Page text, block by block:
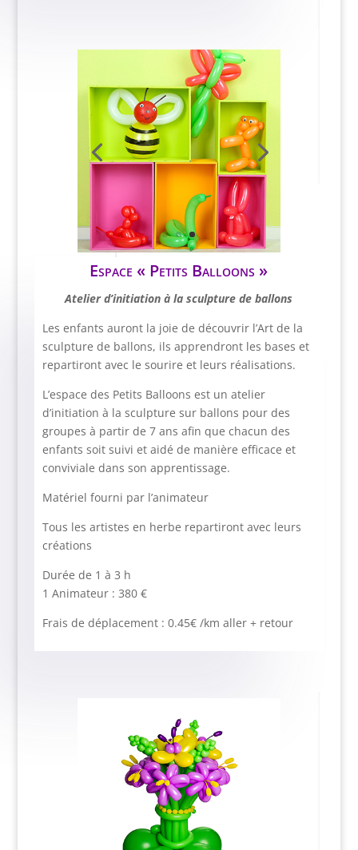
Espace « Petits Balloons »
Atelier d’initiation à la sculpture de ballons
Les enfants auront la joie de découvrir l’Art de la
sculpture de ballons, ils apprendront les bases et
repartiront avec le sourire et leurs réalisations.
L’espace des Petits Balloons est un atelier
d’initiation à la sculpture sur ballons pour des
groupes à partir de 7 ans afin que chacun des
enfants soit suivi et aidé de manière efficace et
conviviale dans son apprentissage.
Matériel fourni par l’animateur
Tous les artistes en herbe repartiront avec leurs
créations
Durée de 1 à 3 h
1 Animateur : 380 €
Frais de déplacement : 0.45€ /km aller + retour